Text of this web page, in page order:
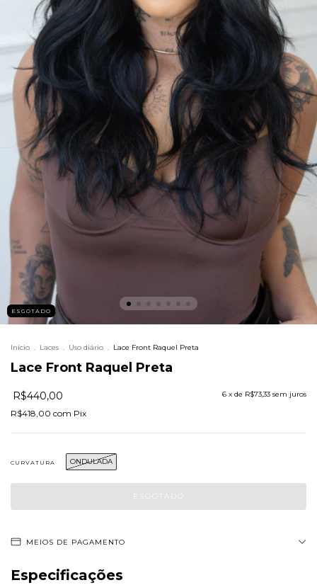
ESGOTADO
Início . Laces . Uso diário . Lace Front Raquel Preta
Lace Front Raquel Preta
R$440,00 6 x de R$73,33 sem juros
R$418,00 com Pix
CURVATURA ONDULADA
MEIOS DE PAGAMENTO
Especificações